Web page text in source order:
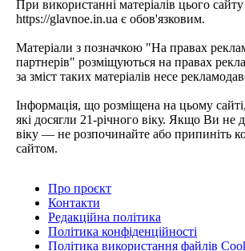
При використанні матеріалів цього
https://glavnoe.in.ua є обов'язковим.
Матеріали з позначкою "На правах
партнерів" розміщуються на правах
за зміст таких матеріалів несе
Інформація, що розміщена на цьому
які досягли 21-річного віку. Якщо Ви не
віку — не розпочинайте або припиніть
сайтом.
Про проєкт
Контакти
Редакційна політика
Політика конфіденційності
Політика використання файлів